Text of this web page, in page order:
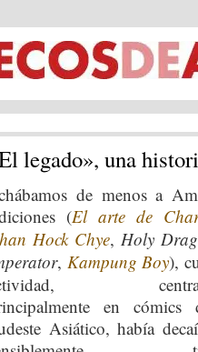
legado», una
de menos a
(El arte de
Hock Chye, Holy
, Kampung Boy),
en cómics
Asiático, había